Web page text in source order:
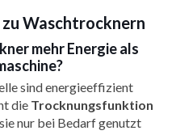
Waschtrocknern
mehr Energie als
sind energieeffizient
die Trocknungsfunktion
nur bei Bedarf genutzt